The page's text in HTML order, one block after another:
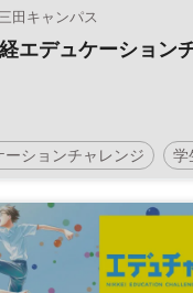
田キャンパス
エデュケーション
ーションチャレンジ 学
SDGs
キャリア教育